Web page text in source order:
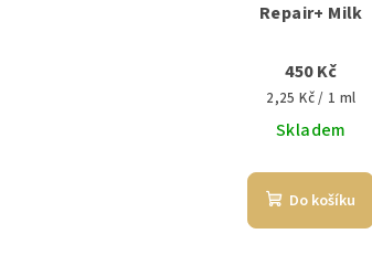
Repair+ Milk
450 Kč
Měrná
cena:
2,25 Kč / 1 ml
Skladem
Do košíku